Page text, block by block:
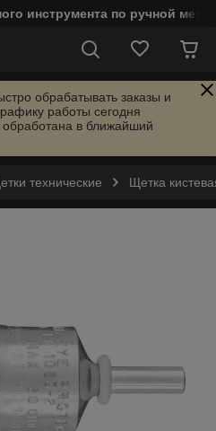
инструмента по ручной
обрабатывать заказы и
работы сегодня
в ближайший
технические Щетка